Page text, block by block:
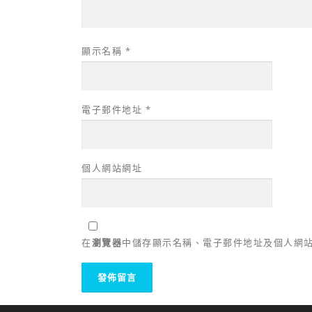
顯示名稱 *
電子郵件地址 *
個人網站網址
在瀏覽器中儲存顯示名稱、電子郵件地址及個人網